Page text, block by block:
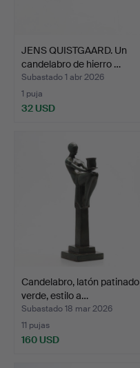
JENS QUISTGAARD. Un
candelabro de hierro …
Subastado 1 abr 2026
1 puja
32 USD
Candelabro, latón patinado
verde, estilo a…
Subastado 18 mar 2026
11 pujas
160 USD